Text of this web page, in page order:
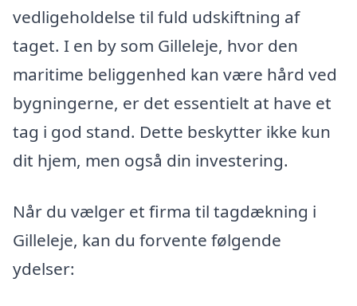
vedligeholdelse til fuld udskiftning af
taget. I en by som Gilleleje, hvor den
maritime beliggenhed kan være hård ved
bygningerne, er det essentielt at have et
tag i god stand. Dette beskytter ikke kun
dit hjem, men også din investering.
Når du vælger et firma til tagdækning i
Gilleleje, kan du forvente følgende
ydelser: